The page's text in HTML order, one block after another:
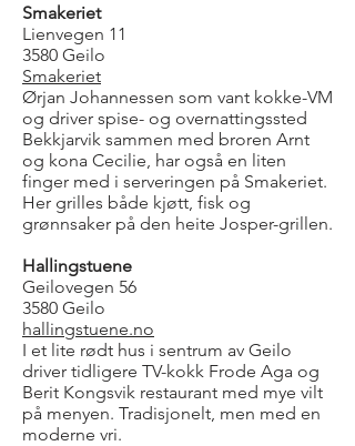
Smakeriet
Lienvegen 11
3580 Geilo
Smakeriet
Ørjan Johannessen som vant kokke-VM
og driver spise- og overnattingssted
Bekkjarvik sammen med broren Arnt
og kona Cecilie, har også en liten
finger med i serveringen på Smakeriet.
Her grilles både kjøtt, fisk og
grønnsaker på den heite Josper-grillen.
Hallingstuene
Geilovegen 56
3580 Geilo
hallingstuene.no
I et lite rødt hus i sentrum av Geilo
driver tidligere TV-kokk Frode Aga og
Berit Kongsvik restaurant med mye vilt
på menyen. Tradisjonelt, men med en
moderne vri.